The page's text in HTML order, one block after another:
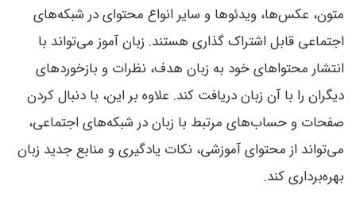
متون، عکس‌ها، ویدئوها و سایر انواع محتوای در شبکه‌های
اجتماعی قابل اشتراک گذاری هستند. زبان آموز می‌تواند با
انتشار محتواهای خود به زبان هدف، نظرات و بازخوردهای
دیگران را با آن زبان دریافت کند. علاوه بر این، با دنبال کردن
صفحات و حساب‌های مرتبط با زبان در شبکه‌های اجتماعی،
می‌تواند از محتوای آموزشی، نکات یادگیری و منابع جدید زبان
بهره‌برداری کند.